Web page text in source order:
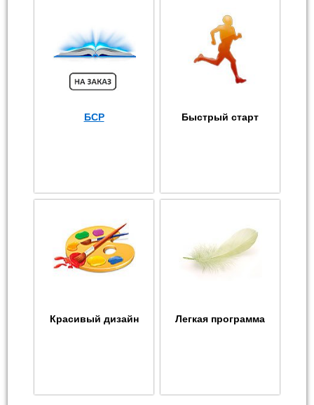
БСР Быстрый старт
Красивый дизайн Легкая программа